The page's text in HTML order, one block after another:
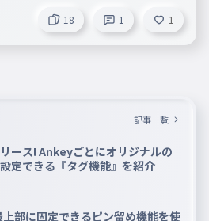
18 1 1
記事一覧
ース! Ankeyごとにオリジナルの
定できる『タグ機能』を紹介
部に固定できるピン留め機能を使